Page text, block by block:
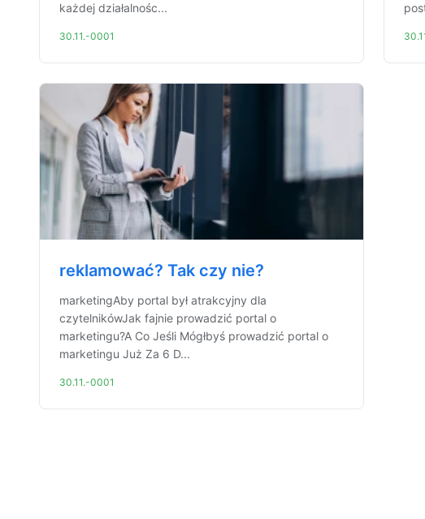
każdej działalnośc...
30.11.-0001
reklamować? Tak czy nie?
marketingAby portal był atrakcyjny dla
czytelnikówJak fajnie prowadzić portal o
marketingu?A Co Jeśli Mógłbyś prowadzić portal o
marketingu Już Za 6 D...
30.11.-0001